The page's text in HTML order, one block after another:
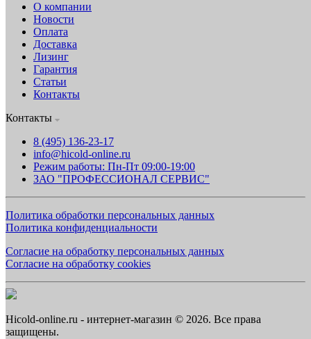
О компании
Новости
Оплата
Доставка
Лизинг
Гарантия
Статьи
Контакты
Контакты
8 (495) 136-23-17
info@hicold-online.ru
Режим работы: Пн-Пт 09:00-19:00
ЗАО "ПРОФЕССИОНАЛ СЕРВИС"
Политика обработки персональных данных
Политика конфиденциальности
Согласие на обработку персональных данных
Согласие на обработку cookies
Hicold-online.ru - интернет-магазин © 2026. Все права
защищены.